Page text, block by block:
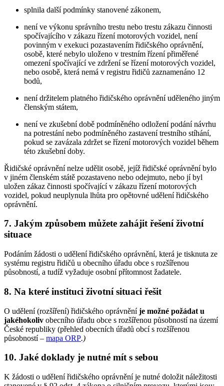
splnila další podmínky stanovené zákonem,
není ve výkonu správního trestu nebo trestu zákazu činnosti
spočívajícího v zákazu řízení motorových vozidel, není
povinným v exekuci pozastavením řidičského oprávnění,
osobě, které nebylo uloženo v trestním řízení přiměřené
omezení spočívající ve zdržení se řízení motorových vozidel,
nebo osobě, která nemá v registru řidičů zaznamenáno 12
bodů,
není držitelem platného řidičského oprávnění uděleného jiným
členským státem,
není ve zkušební době podmíněného odložení podání návrhu
na potrestání nebo podmíněného zastavení trestního stíhání,
pokud se zavázala zdržet se řízení motorových vozidel během
této zkušební doby.
Řidičské oprávnění nelze udělit osobě, jejíž řidičské oprávnění bylo
v jiném členském státě pozastaveno nebo odejmuto, nebo jí byl
uložen zákaz činnosti spočívající v zákazu řízení motorových
vozidel, pokud neuplynula lhůta pro opětovné udělení řidičského
oprávnění.
7. Jakým způsobem můžete zahájit řešení životní
situace
Podáním žádosti o udělení řidičského oprávnění, která je tisknuta ze
systému registru řidičů u obecního úřadu obce s rozšířenou
působností, a tudíž vyžaduje osobní přítomnost žadatele.
8. Na které instituci životní situaci řešit
O udělení (rozšíření) řidičského oprávněníje možné požádat u
jakéhokoliv obecního úřadu obce s rozšířenou působností na území
České republiky (přehled obecních úřadů obcí s rozšířenou
působností – mapa ORP.)
10. Jaké doklady je nutné mít s sebou
K žádosti o udělení řidičského oprávnění je nutné doložit náležitosti